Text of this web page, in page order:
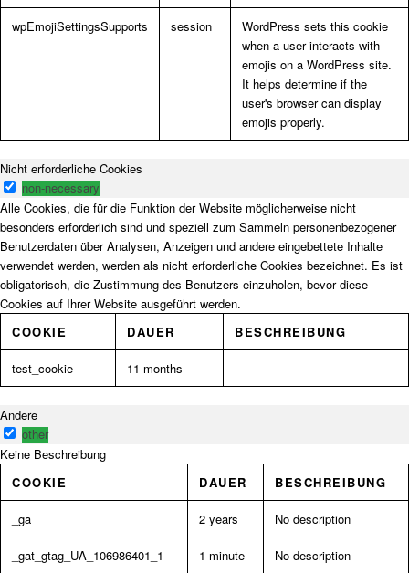
wpEmojiSettingsSupports session
WordPress sets this cookie
when a user interacts with
emojis on a WordPress site.
It helps determine if the
user's browser can display
emojis properly.
Nicht erforderliche Cookies
non-necessary
Alle Cookies, die für die Funktion der Website möglicherweise nicht
besonders erforderlich sind und speziell zum Sammeln personenbezogener
Benutzerdaten über Analysen, Anzeigen und andere eingebettete Inhalte
verwendet werden, werden als nicht erforderliche Cookies bezeichnet. Es ist
obligatorisch, die Zustimmung des Benutzers einzuholen, bevor diese
Cookies auf Ihrer Website ausgeführt werden.
COOKIE
DAUER BESCHREIBUNG
test_cookie 11 months
Andere
other
Keine Beschreibung
COOKIE
DAUER BESCHREIBUNG
_ga 2 years No description
_gat_gtag_UA_106986401_1 1 minute No description